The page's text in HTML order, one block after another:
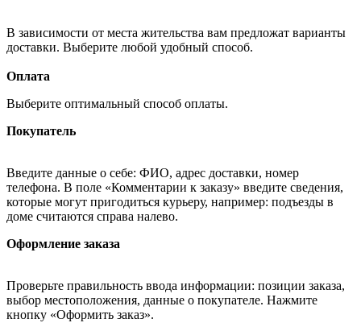
В зависимости от места жительства вам предложат варианты
доставки. Выберите любой удобный способ.
Оплата
Выберите оптимальный способ оплаты.
Покупатель
Введите данные о себе: ФИО, адрес доставки, номер
телефона. В поле «Комментарии к заказу» введите сведения,
которые могут пригодиться курьеру, например: подъезды в
доме считаются справа налево.
Оформление заказа
Проверьте правильность ввода информации: позиции заказа,
выбор местоположения, данные о покупателе. Нажмите
кнопку «Оформить заказ».